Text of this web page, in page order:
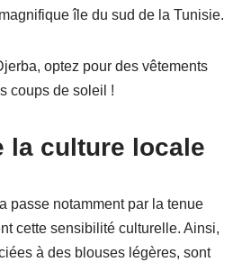
île du sud de la Tunisie.
optez pour des vêtements
coups de soleil !
la culture locale
passe notamment par la tenue
cette sensibilité culturelle. Ainsi,
à des blouses légères, sont